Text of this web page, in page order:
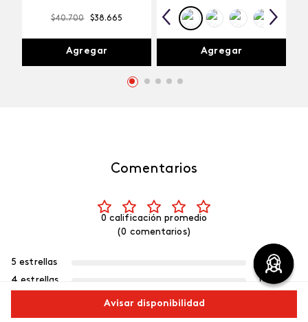
Avisar disponibilidad
$40.700 $38.665
Agregar Agregar
Comentarios
0 calificación promedio
(0 comentarios)
5 estrellas
0%
4 estrellas
0%
2 estrellas
0%